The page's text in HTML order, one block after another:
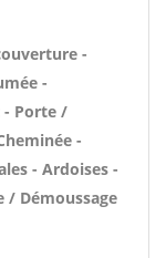
-
-
- Porte /
-
- Ardoises -
/ Démoussage